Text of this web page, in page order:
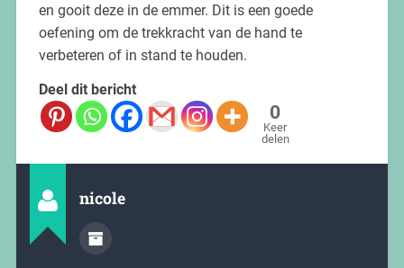
en gooit deze in de emmer. Dit is een goede
oefening om de trekkracht van de hand te
verbeteren of in stand te houden.
Deel dit bericht
0
Keer
delen
nicole